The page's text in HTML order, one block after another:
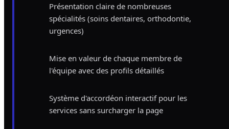
Présentation claire de nombreuses
spécialités (soins dentaires, orthodontie,
urgences)
Mise en valeur de chaque membre de
l'équipe avec des profils détaillés
Système d'accordéon interactif pour les
services sans surcharger la page